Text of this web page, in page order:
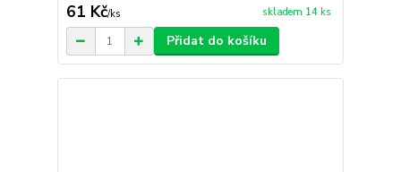
61 Kč/ks skladem 14 ks
Přidat do košíku